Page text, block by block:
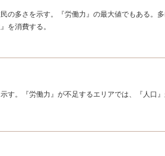
の多さを示す。『労働力』の最大値でもある。
を消費する。
す。『労働力』が不足するエリアでは、『人口』